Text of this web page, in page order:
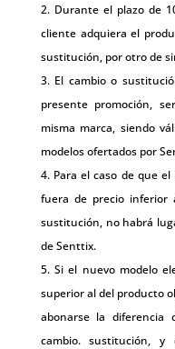
Durante el plazo de
cliente adquiera el
sustitución, por otro de
El cambio o
presente promoción,
misma marca, siendo
modelos ofertados por
Para el caso de que
fuera de precio inferior
sustitución, no habrá
de Senttix.
Si el nuevo modelo
superior al del producto
abonarse la diferencia
cambio. sustitución,